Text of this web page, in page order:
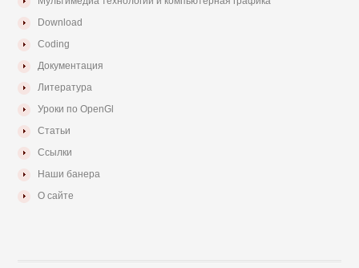
Download
Coding
Документация
Литература
Уроки по OpenGl
Статьи
Ссылки
Наши банера
О сайте